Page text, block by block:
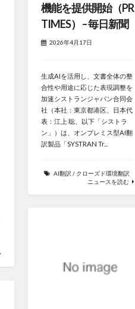
機能を提供開始（PR
TIMES） – 毎日新聞
2026年4月17日
生成AIを活用し、文書全体の整
合性や用途に応じた表現調整を
加速シストランジャパン合同会
社（本社：東京都港区、日本代
表：江上 聡、以下「シストラ
ン」）は、オンプレミス型AI翻
訳製品「SYSTRAN Tr...
AI翻訳 / クローズド環境翻訳
ニュースを読む